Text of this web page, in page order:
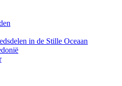
in de Stille Oceaan